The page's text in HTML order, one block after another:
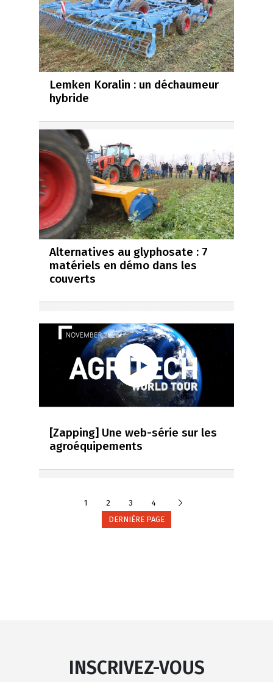
Lemken Koralin : un déchaumeur
hybride
Alternatives au glyphosate : 7
matériels en démo dans les
couverts
[Zapping] Une web-série sur les
agroéquipements
1 2 3 4
DERNIÈRE PAGE
INSCRIVEZ-VOUS